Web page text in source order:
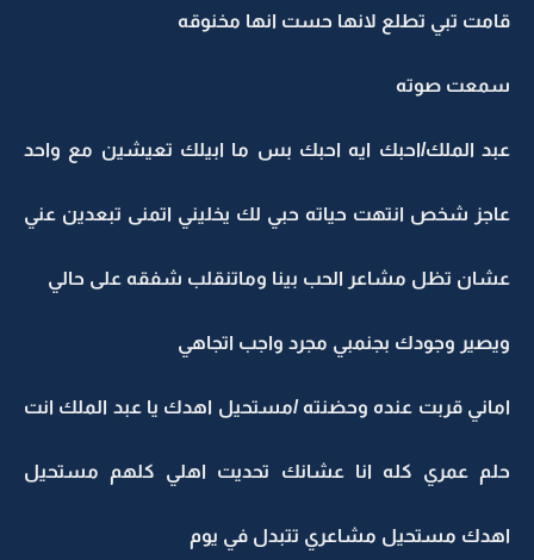
قامت تبي تطلع لانها حست انها مخنوقه
سمعت صوته
عبد الملك/احبك ايه احبك بس ما ابيلك تعيشين مع واحد
عاجز شخص انتهت حياته حبي لك يخليني اتمنى تبعدين عني
عشان تظل مشاعر الحب بينا وماتنقلب شفقه على حالي
ويصير وجودك بجنمبي مجرد واجب اتجاهي
اماني قربت عنده وحضنته /مستحيل اهدك يا عبد الملك انت
حلم عمري كله انا عشانك تحديت اهلي كلهم مستحيل
اهدك مستحيل مشاعري تتبدل في يوم